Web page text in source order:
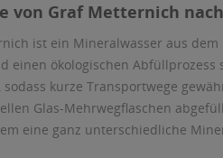
von Graf Metternich
ist ein Mineralwasser aus
einen ökologischen
sodass kurze Transportwege
Glas-Mehrwegflaschen
eine ganz unterschiedliche